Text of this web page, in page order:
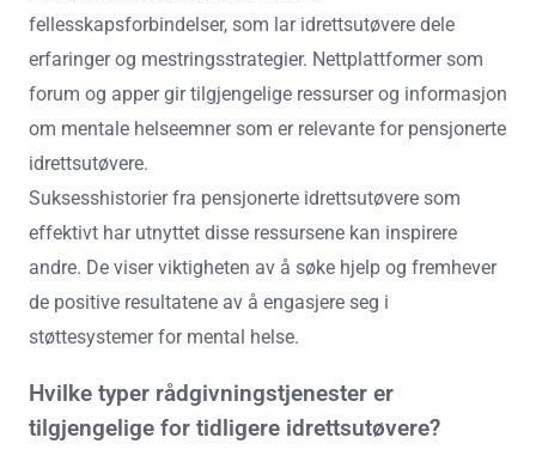
fellesskapsforbindelser, som lar idrettsutøvere dele
erfaringer og mestringsstrategier. Nettplattformer som
forum og apper gir tilgjengelige ressurser og informasjon
om mentale helseemner som er relevante for pensjonerte
idrettsutøvere.
Suksesshistorier fra pensjonerte idrettsutøvere som
effektivt har utnyttet disse ressursene kan inspirere
andre. De viser viktigheten av å søke hjelp og fremhever
de positive resultatene av å engasjere seg i
støttesystemer for mental helse.
Hvilke typer rådgivningstjenester er
tilgjengelige for tidligere idrettsutøvere?